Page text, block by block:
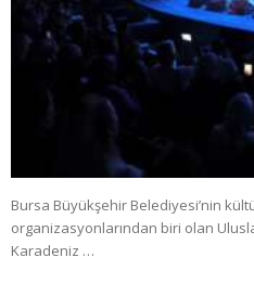
Bursa Büyükşehir Belediyesi’nin
organizasyonlarından biri olan
Karadeniz …